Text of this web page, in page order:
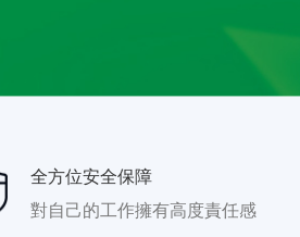
全方位安全保障
對自己的工作擁有高度責任感